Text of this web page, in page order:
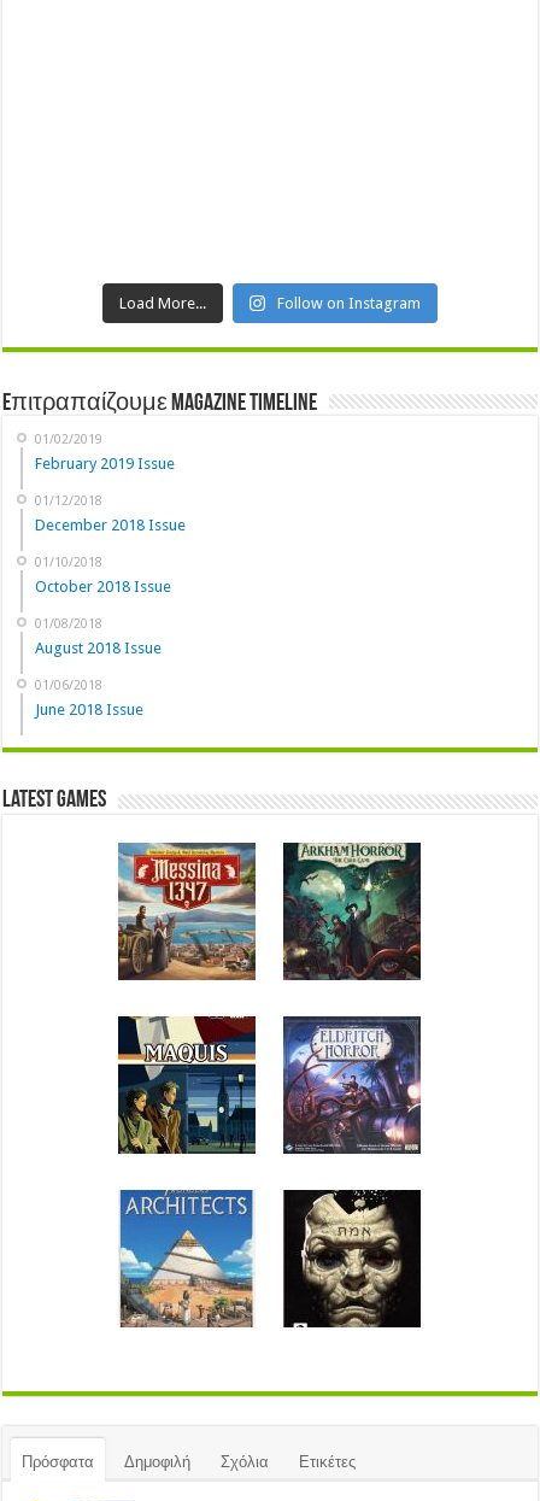
Load More... Follow on Instagram
Eπιτραπαίζουμε Magazine Timeline
01/02/2019
February 2019 Issue
01/12/2018
December 2018 Issue
01/10/2018
October 2018 Issue
01/08/2018
August 2018 Issue
01/06/2018
June 2018 Issue
Latest Games
Πρόσφατα Δημοφιλή Σχόλια Ετικέτες